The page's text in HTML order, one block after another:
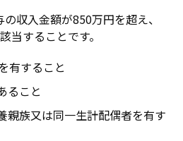
収入金額が850万円を超え、
当することです。
有すること
ること
親族又は同一生計配偶者を有す